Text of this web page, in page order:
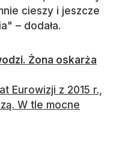
cieszy i jeszcze
– dodała.
Żona oskarża
Eurowizji z 2015 r.,
W tle mocne